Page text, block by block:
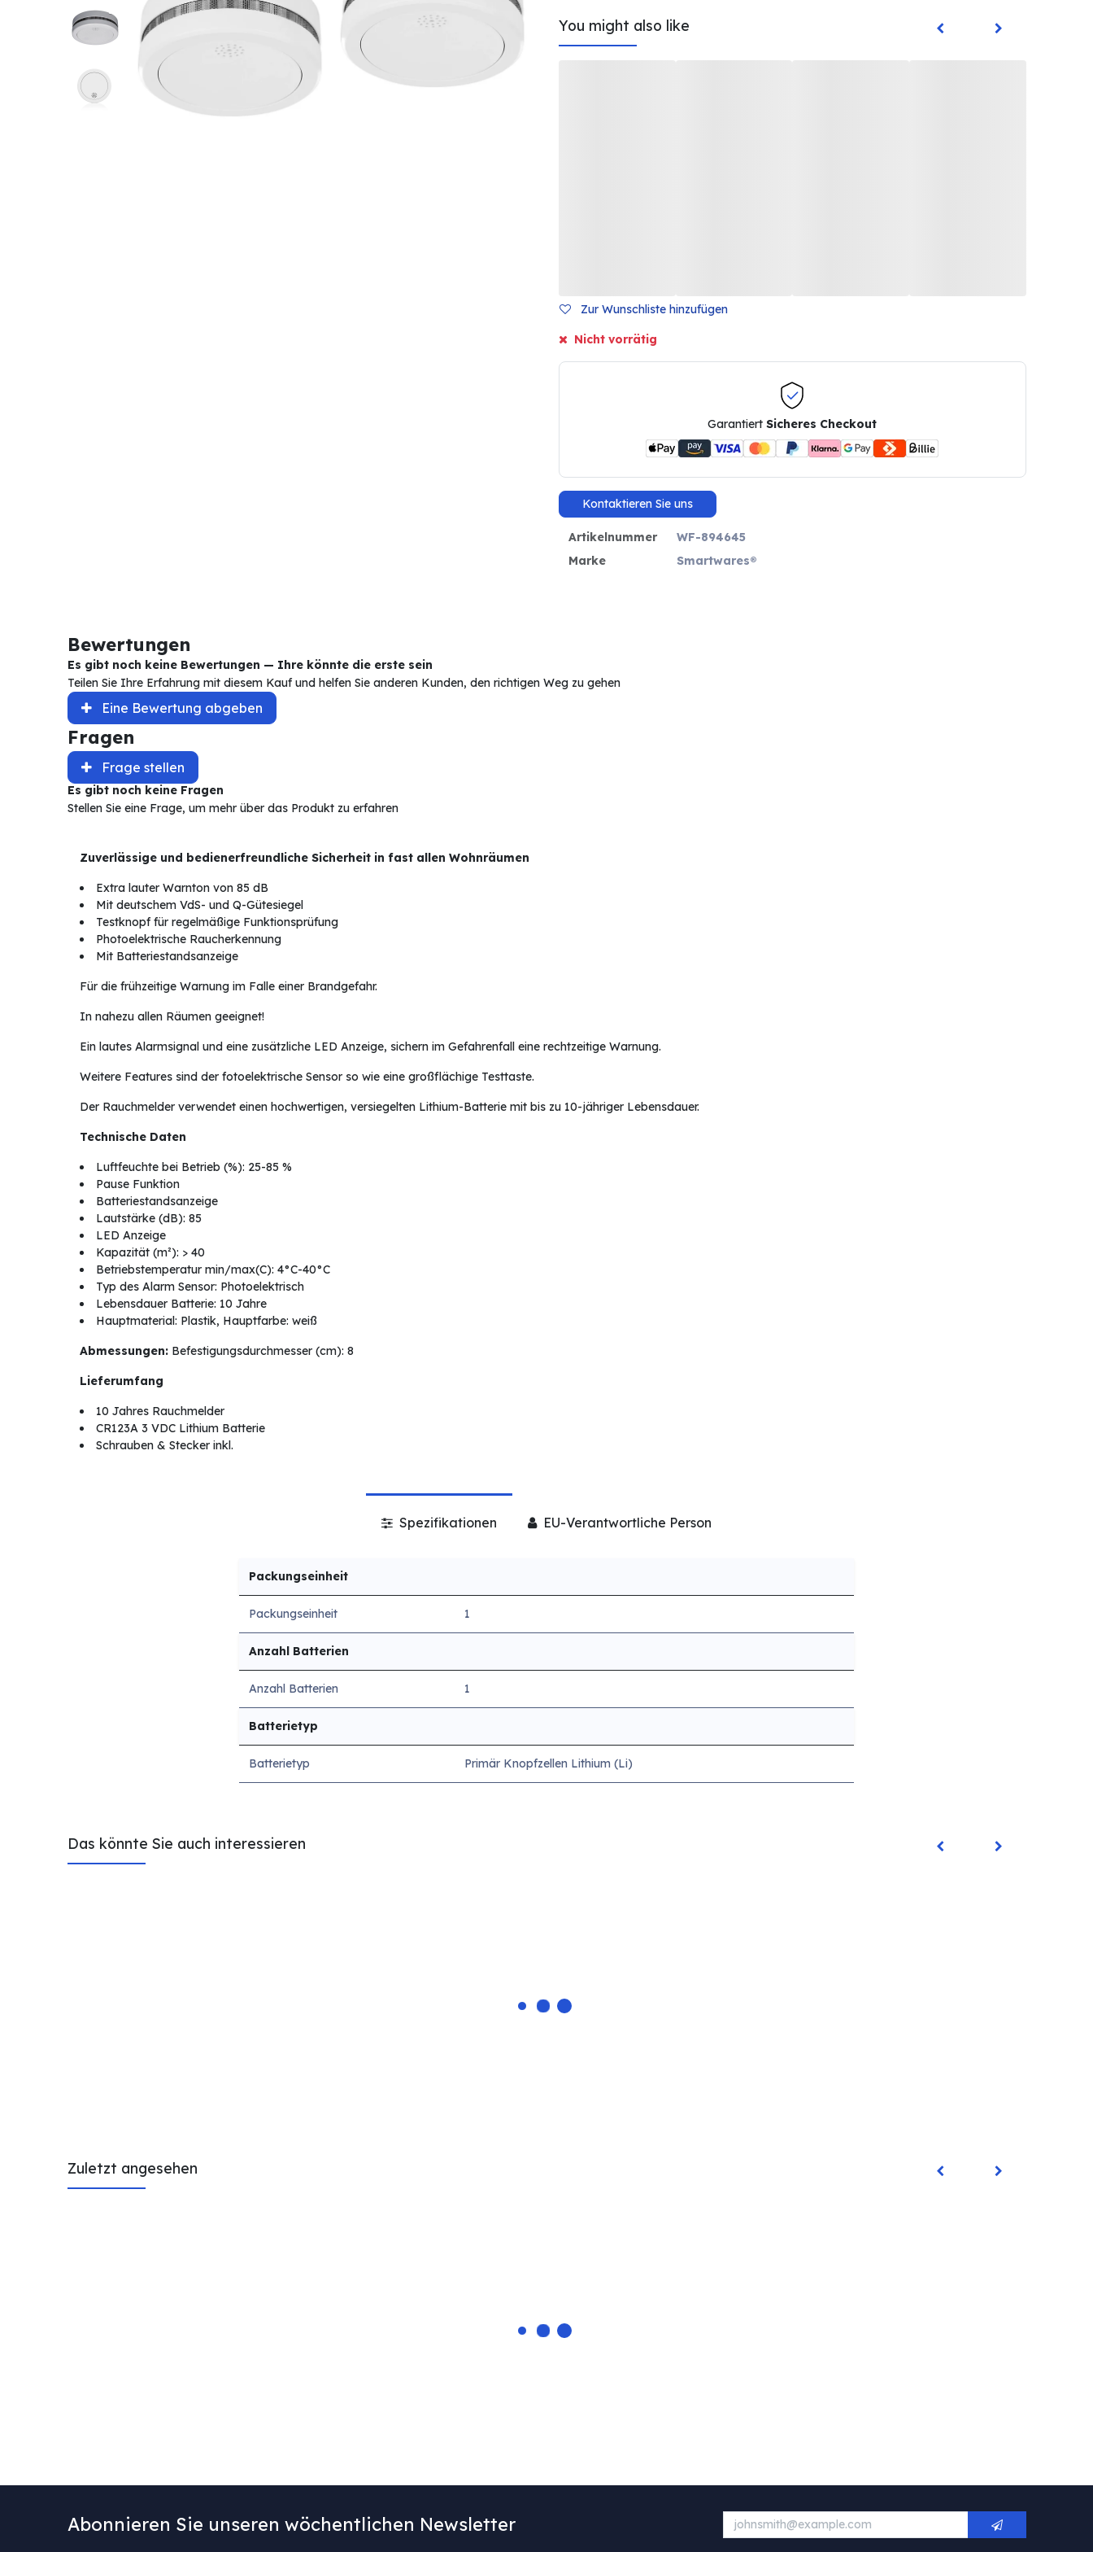
You might also like
Zur Wunschliste hinzufügen
Nicht vorrätig
GarantiertSicheres Checkout
Kontaktieren Sie uns
Artikelnummer
WF-894645
Marke
Smartwares®
Bewertungen
Es gibt noch keine Bewertungen — Ihre könnte die erste sein
Teilen Sie Ihre Erfahrung mit diesem Kauf und helfen Sie anderen Kunden, den richtigen Weg zu gehen
Eine Bewertung abgeben
Fragen
Frage stellen
Es gibt noch keine Fragen
Stellen Sie eine Frage, um mehr über das Produkt zu erfahren
Zuverlässige und bedienerfreundliche Sicherheit in fast allen Wohnräumen
Extra lauter Warnton von 85 dB
Mit deutschem VdS- und Q-Gütesiegel
Testknopf für regelmäßige Funktionsprüfung
Photoelektrische Raucherkennung
Mit Batteriestandsanzeige
Für die frühzeitige Warnung im Falle einer Brandgefahr.
In nahezu allen Räumen geeignet!
Ein lautes Alarmsignal und eine zusätzliche LED Anzeige, sichern im Gefahrenfall eine rechtzeitige Warnung.
Weitere Features sind der fotoelektrische Sensor so wie eine großflächige Testtaste.
Der Rauchmelder verwendet einen hochwertigen, versiegelten Lithium-Batterie mit bis zu 10-jähriger Lebensdauer.
Technische Daten
Luftfeuchte bei Betrieb (%): 25-85 %
Pause Funktion
Batteriestandsanzeige
Lautstärke (dB): 85
LED Anzeige
Kapazität (m²): > 40
Betriebstemperatur min/max(C): 4°C-40°C
Typ des Alarm Sensor: Photoelektrisch
Lebensdauer Batterie: 10 Jahre
Hauptmaterial: Plastik, Hauptfarbe: weiß
Abmessungen: Befestigungsdurchmesser (cm): 8
Lieferumfang
10 Jahres Rauchmelder
CR123A 3 VDC Lithium Batterie
Schrauben & Stecker inkl.
Spezifikationen EU-Verantwortliche Person
Packungseinheit
Packungseinheit 1
Anzahl Batterien
Anzahl Batterien 1
Batterietyp
Batterietyp Primär Knopfzellen Lithium (Li)
Das könnte Sie auch interessieren
Zuletzt angesehen
Abonnieren Sie unseren wöchentlichen Newsletter